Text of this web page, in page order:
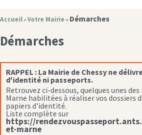
Accueil » Votre Mairie » Démarches
Démarches
RAPPEL : La Mairie de Chessy ne
d'identité ni passeports.
Retrouvez ci-dessous, quelques unes
Marne habilitées à réaliser vos dossiers
papiers d'identité.
Liste complète sur
https://
et-marne